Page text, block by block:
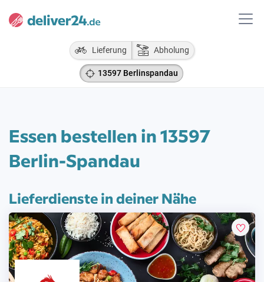
Lieferung Abholung
13597 Berlinspandau
Essen bestellen in 13597
Berlin-Spandau
Lieferdienste in deiner Nähe